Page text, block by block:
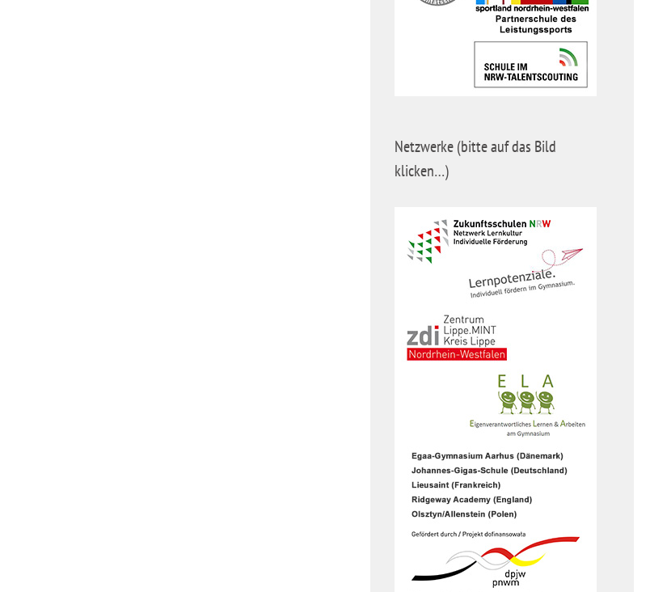
Netzwerke (bitte auf das Bild
klicken…)